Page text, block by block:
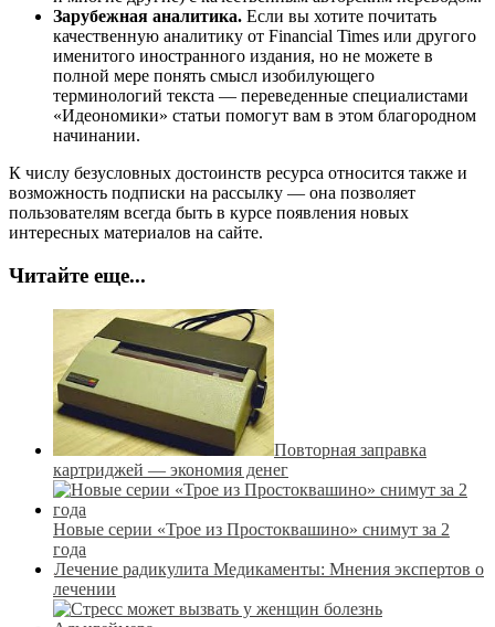
Зарубежная аналитика. Если вы хотите почитать
качественную аналитику от Financial Times или другого
именитого иностранного издания, но не можете в
полной мере понять смысл изобилующего
терминологий текста — переведенные специалистами
«Идеономики» статьи помогут вам в этом благородном
начинании.
К числу безусловных достоинств ресурса относится также и
возможность подписки на рассылку — она позволяет
пользователям всегда быть в курсе появления новых
интересных материалов на сайте.
Читайте еще...
Повторная заправка
картриджей — экономия денег
Новые серии «Трое из Простоквашино» снимут за 2
года
Лечение радикулита Медикаменты: Мнения экспертов о
лечении